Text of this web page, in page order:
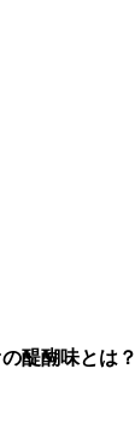
醍醐味とは？